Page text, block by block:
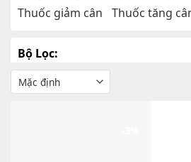
Thuốc giảm cân
Thuốc tăng
Bộ Lọc: